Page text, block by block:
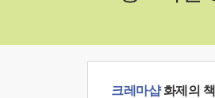
크레마샵화제의 책